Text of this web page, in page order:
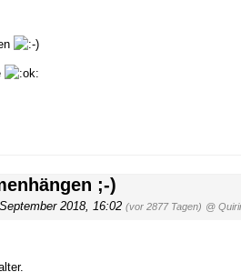
;-)
2018, 16:02 (vor 2877 Tagen) @